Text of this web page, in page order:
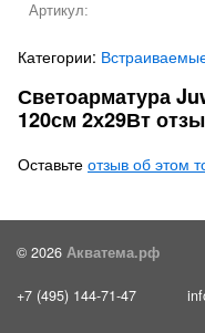
Артикул:
Категории:
Светоарматура
120см 2х29Вт
Оставьте отзыв об этом
© 2026 Акватема.рф
+7 (495) 144-71-47